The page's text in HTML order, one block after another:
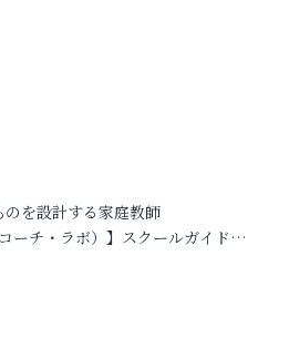
を設計する家庭教師
ーチ・ラボ）】スクールガイド…